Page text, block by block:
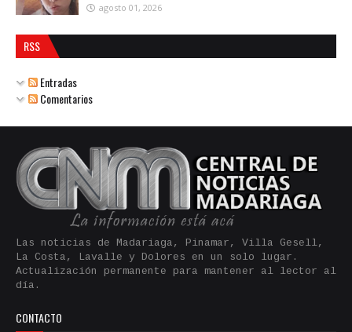
agosto 01, 2026
RSS
Entradas
Comentarios
Las noticias de Madariaga, Pinamar, Villa Gesell,
La Costa, Lavalle y Dolores en un solo lugar.
Actualización permanente para mantener al lector al
día.
CONTACTO